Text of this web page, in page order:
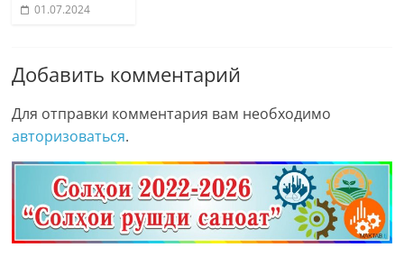
01.07.2024
Добавить комментарий
Для отправки комментария вам необходимо
авторизоваться.